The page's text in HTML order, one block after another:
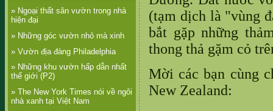
» Ngoại thất sân vườn trong nhà
hiện đại
» Những góc vườn nhỏ mà xinh
» Vườn địa đàng Philadelphia
» Những khu vườn hấp dẫn nhất
thế giới (P2)
» The New York Times nói về ngôi
nhà xanh tại Việt Nam
(tạm dịch là "vùng
bắt gặp những
thong thả gặm cỏ
Mời các bạn cùng
New Zealand: